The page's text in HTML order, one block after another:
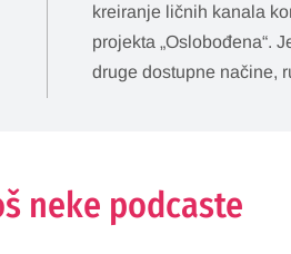
kreiranje ličnih kanala
projekta „Oslobođena“.
druge dostupne načine,
neke podcaste